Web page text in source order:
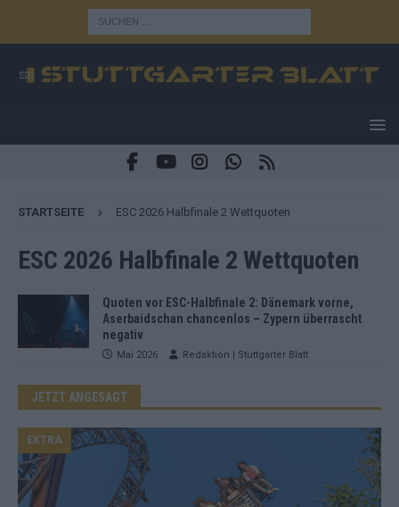
STARTSEITE ESC 2026 Halbfinale 2 Wettquoten
ESC 2026 Halbfinale 2 Wettquoten
Quoten vor ESC-Halbfinale 2: Dänemark vorne,
Aserbaidschan chancenlos – Zypern überrascht
negativ
Mai 2026 Redaktion | Stuttgarter Blatt
JETZT ANGESAGT
EXTRA